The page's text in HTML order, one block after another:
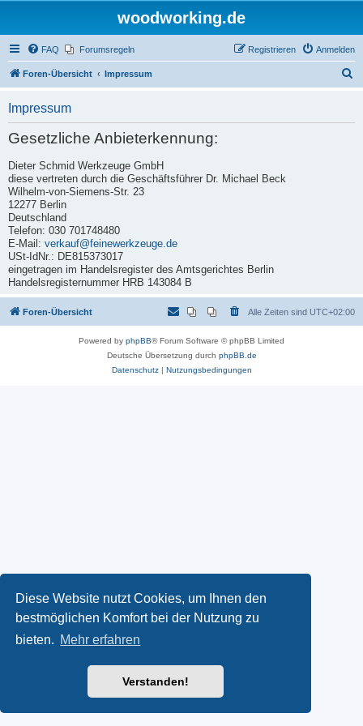
Diese Website nutzt Cookies, um Ihnen den
bestmöglichen Komfort bei der Nutzung zu
bieten. Mehr erfahren
Verstanden!
woodworking.de
FAQ Forumsregeln Anmelden
Registrieren
Foren-Übersicht Impressum
Impressum
Gesetzliche Anbieterkennung:
Dieter Schmid Werkzeuge GmbH
diese vertreten durch die Geschäftsführer Dr. Michael Beck
Wilhelm-von-Siemens-Str. 23
12277 Berlin
Deutschland
Telefon: 030 701748480
E-Mail: verkauf@feinewerkzeuge.de
USt-IdNr.: DE815373017
eingetragen im Handelsregister des Amtsgerichtes Berlin
Handelsregisternummer HRB 143084 B
Foren-Übersicht Alle Zeiten sind UTC+02:00
Powered by phpBB® Forum Software © phpBB Limited
Deutsche Übersetzung durch phpBB.de
Datenschutz| Nutzungsbedingungen